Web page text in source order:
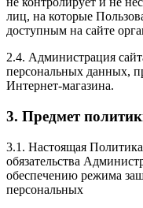
лиц, на которые
доступным на сайте
2.4. Администрация
персональных данных,
Интернет-магазина.
3. Предмет
3.1. Настоящая
обязательства
обеспечению режима
персональных